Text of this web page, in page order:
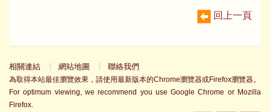
回上一頁
相關連結 網站地圖 聯絡我們
為取得本站最佳瀏覽效果，請使用最新版本的Chrome瀏覽器或Firefox瀏覽器。
For optimum viewing, we recommend you use Google Chrome or Mozilla
Firefox.